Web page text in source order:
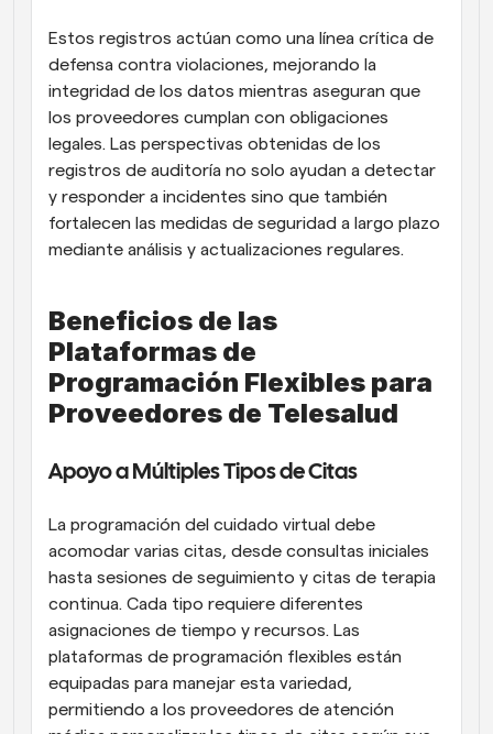
Estos registros actúan como una línea crítica de
defensa contra violaciones, mejorando la
integridad de los datos mientras aseguran que
los proveedores cumplan con obligaciones
legales. Las perspectivas obtenidas de los
registros de auditoría no solo ayudan a detectar
y responder a incidentes sino que también
fortalecen las medidas de seguridad a largo plazo
mediante análisis y actualizaciones regulares.
Beneficios de las
Plataformas de
Programación Flexibles para
Proveedores de Telesalud
Apoyo a Múltiples Tipos de Citas
La programación del cuidado virtual debe
acomodar varias citas, desde consultas iniciales
hasta sesiones de seguimiento y citas de terapia
continua. Cada tipo requiere diferentes
asignaciones de tiempo y recursos. Las
plataformas de programación flexibles están
equipadas para manejar esta variedad,
permitiendo a los proveedores de atención